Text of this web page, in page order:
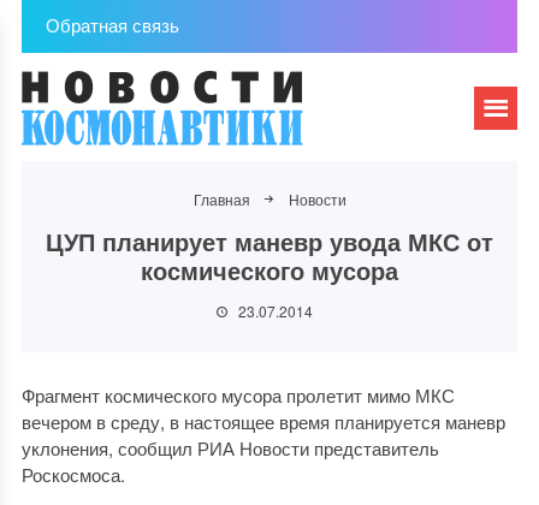
Обратная связь
Главная Новости
ЦУП планирует маневр увода МКС от
космического мусора
23.07.2014
Фрагмент космического мусора пролетит мимо МКС
вечером в среду, в настоящее время планируется маневр
уклонения, сообщил РИА Новости представитель
Роскосмоса.